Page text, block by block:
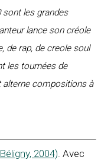
sont les grandes
lance son créole
de rap, de creole soul
les tournées de
compositions à
2004). Avec